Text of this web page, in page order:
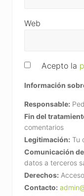
Web
Acepto la
Información
Responsable:
Fin del
comentarios
Legitimación: Tu
Comunicación
datos a terceros
Derechos:
Contacto: